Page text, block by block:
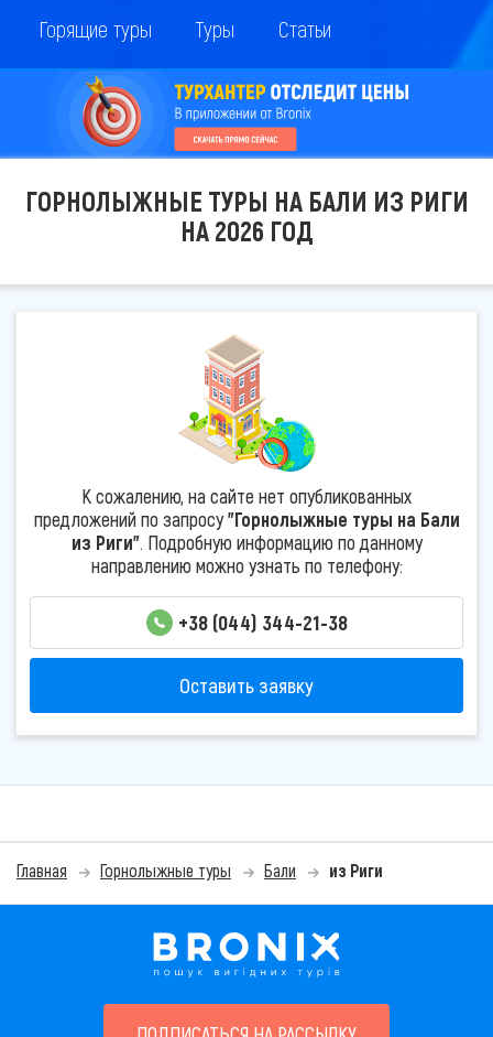
Горящие туры Туры Статьи
ГОРНОЛЫЖНЫЕ ТУРЫ НА БАЛИ ИЗ РИГИ
НА 2026 ГОД
К сожалению, на сайте нет опубликованных
предложений по запросу"Горнолыжные туры на Бали
из Риги". Подробную информацию по данному
направлению можно узнать по телефону:
+38 (044) 344-21-38
Оставить заявку
Главная Горнолыжные туры Бали из Риги